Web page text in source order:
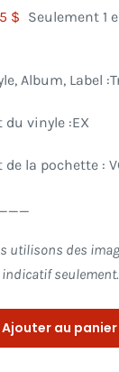
$ Seulement 1
Album, Label
du vinyle :EX
de la pochette :
utilisons des
Ajouter au panier